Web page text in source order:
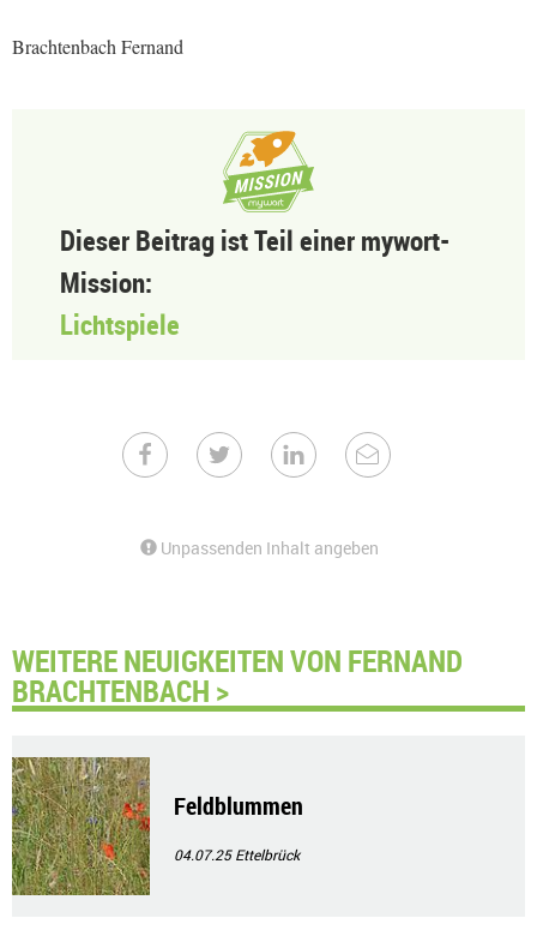
Brachtenbach Fernand
Dieser Beitrag ist Teil einer mywort-
Mission:
Lichtspiele
Unpassenden Inhalt angeben
WEITERE NEUIGKEITEN VON FERNAND
BRACHTENBACH >
Feldblummen
04.07.25Ettelbrück